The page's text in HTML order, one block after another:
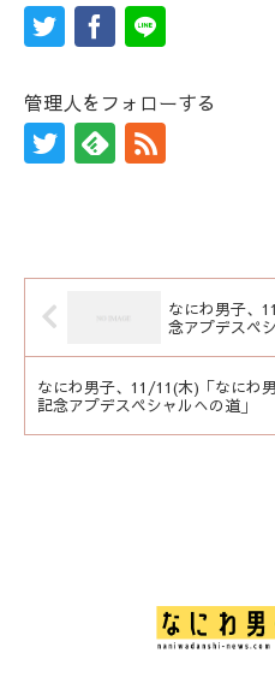
管理人をフォローする
なにわ男子、
念アプデスペ
なにわ男子、11/11(木)「なにわ
記念アプデスペシャルへの道」